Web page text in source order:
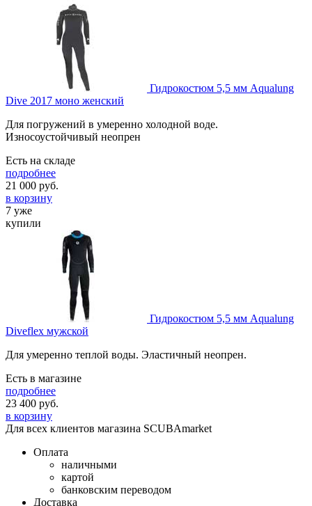
Гидрокостюм 5,5 мм Aqualung
Dive 2017 моно женский
Для погружений в умеренно холодной воде.
Износоустойчивый неопрен
Есть на складе
подробнее
21 000 руб.
в корзину
7 уже
купили
Гидрокостюм 5,5 мм Aqualung
Diveflex мужской
Для умеренно теплой воды. Эластичный неопрен.
Есть в магазине
подробнее
23 400 руб.
в корзину
Для всех клиентов магазина SCUBAmarket
Оплата
наличными
картой
банковским переводом
Доставка